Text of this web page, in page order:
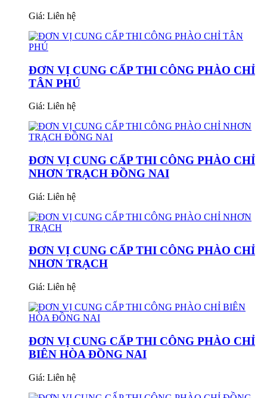
Giá: Liên hệ
ĐƠN VỊ CUNG CẤP THI CÔNG PHÀO CHỈ
TÂN PHÚ
Giá: Liên hệ
ĐƠN VỊ CUNG CẤP THI CÔNG PHÀO CHỈ
NHƠN TRẠCH ĐỒNG NAI
Giá: Liên hệ
ĐƠN VỊ CUNG CẤP THI CÔNG PHÀO CHỈ
NHƠN TRẠCH
Giá: Liên hệ
ĐƠN VỊ CUNG CẤP THI CÔNG PHÀO CHỈ
BIÊN HÒA ĐỒNG NAI
Giá: Liên hệ